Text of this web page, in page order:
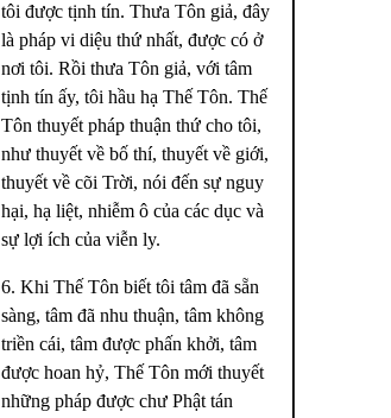
tôi được tịnh tín. Thưa Tôn giả, đây
là pháp vi diệu thứ nhất, được có ở
nơi tôi. Rồi thưa Tôn giả, với tâm
tịnh tín ấy, tôi hầu hạ Thế Tôn. Thế
Tôn thuyết pháp thuận thứ cho tôi,
như thuyết về bố thí, thuyết về giới,
thuyết về cõi Trời, nói đến sự nguy
hại, hạ liệt, nhiễm ô của các dục và
sự lợi ích của viễn ly.
6. Khi Thế Tôn biết tôi tâm đã sẵn
sàng, tâm đã nhu thuận, tâm không
triền cái, tâm được phấn khởi, tâm
được hoan hỷ, Thế Tôn mới thuyết
những pháp được chư Phật tán